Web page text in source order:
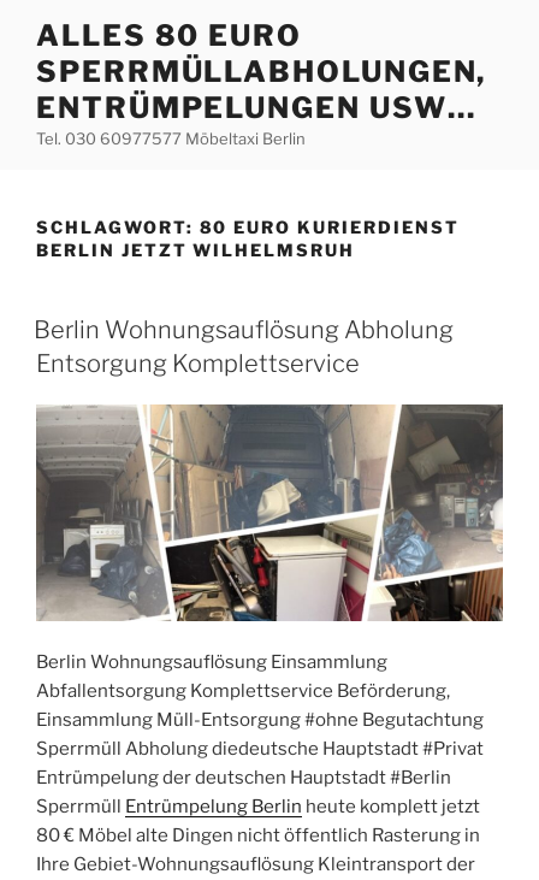
Inhalt
springen
ALLES 80 EURO
SPERRMÜLLABHOLUNGEN,
ENTRÜMPELUNGEN USW…
Tel. 030 60977577 Möbeltaxi Berlin
SCHLAGWORT: 80 EURO KURIERDIENST
BERLIN JETZT WILHELMSRUH
VERÖFFENTLICHT
AM
Berlin Wohnungsauflösung Abholung
Entsorgung Komplettservice
Berlin Wohnungsauflösung Einsammlung
Abfallentsorgung Komplettservice Beförderung,
Einsammlung Müll-Entsorgung #ohne Begutachtung
Sperrmüll Abholung diedeutsche Hauptstadt #Privat
Entrümpelung der deutschen Hauptstadt #Berlin
Sperrmüll Entrümpelung Berlin heute komplett jetzt
80 € Möbel alte Dingen nicht öffentlich Rasterung in
Ihre Gebiet-Wohnungsauflösung Kleintransport der